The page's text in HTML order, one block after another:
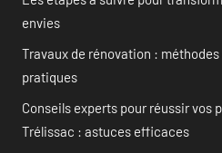
envies
Travaux de rénovation :
pratiques
Conseils experts pour réussir vos
Trélissac : astuces efficaces